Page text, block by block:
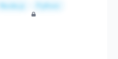
Node.js Python